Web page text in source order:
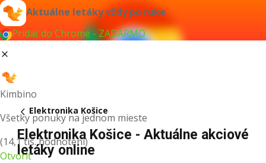
Aktuálne letáky vždy po ruke
Pridať do Chrome - ZADARMO
Kimbino
Všetky ponuky na jednom mieste
(14,1 tis. hodnotení)
Otvoriť
Elektronika Košice
Elektronika Košice - Aktuálne akciové
letáky online